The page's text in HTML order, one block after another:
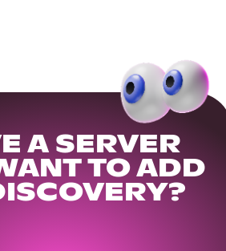
A SERVER
TO ADD